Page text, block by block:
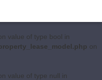
value of type bool in
on
value of type null in